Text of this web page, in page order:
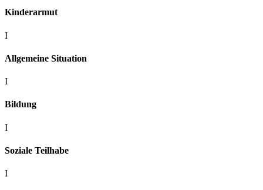
Kinderarmut
I
Allgemeine Situation
I
Bildung
I
Soziale Teilhabe
I